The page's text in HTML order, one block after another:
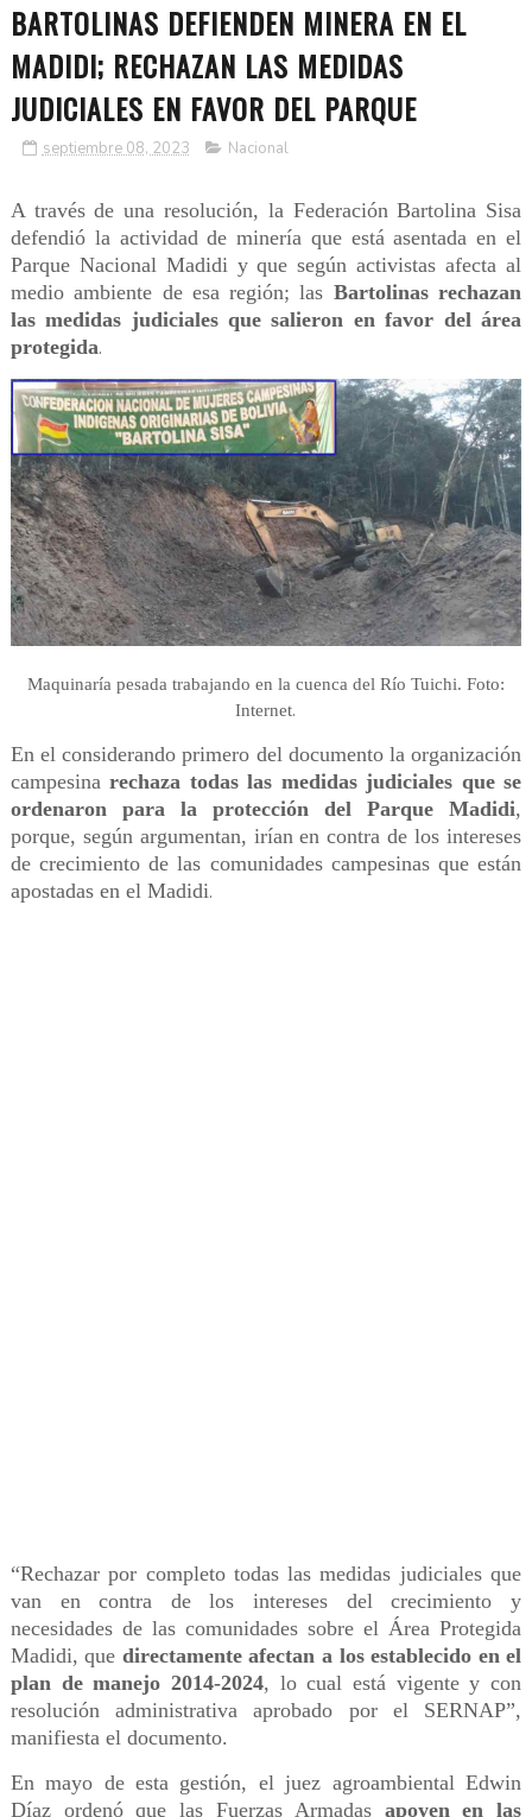
BARTOLINAS DEFIENDEN MINERA EN EL
MADIDI; RECHAZAN LAS MEDIDAS
JUDICIALES EN FAVOR DEL PARQUE
septiembre 08, 2023 Nacional
A través de una resolución, la Federación Bartolina Sisa
defendió la actividad de minería que está asentada en el
Parque Nacional Madidi y que según activistas afecta al
medio ambiente de esa región; las Bartolinas rechazan
las medidas judiciales que salieron en favor del área
protegida.
Maquinaría pesada trabajando en la cuenca del Río Tuichi. Foto:
Internet.
En el considerando primero del documento la organización
campesinarechaza todas las medidas judiciales que se
ordenaron para la protección del Parque Madidi,
porque, según argumentan, irían en contra de los intereses
de crecimiento de las comunidades campesinas que están
apostadas en el Madidi.
“Rechazar por completo todas las medidas judiciales que
van en contra de los intereses del crecimiento y
necesidades de las comunidades sobre el Área Protegida
Madidi, que directamente afectan a los establecido en el
plan de manejo 2014-2024, lo cual está vigente y con
resolución administrativa aprobado por el SERNAP”,
manifiesta el documento.
En mayo de esta gestión, el juez agroambiental Edwin
Díaz ordenó que las Fuerzas Armadas apoyen en las